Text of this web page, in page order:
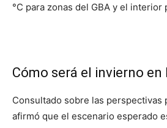
°C para zonas del GBA y el interior
Cómo será el invierno en
Consultado sobre las perspectivas
afirmó que el escenario esperado